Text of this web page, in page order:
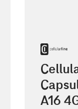
A16